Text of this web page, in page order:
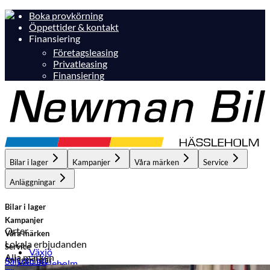
Boka provkörning
Öppettider & kontakt
Finansiering
Företagsleasing
Privatleasing
Finansiering
Bilar i lager Kampanjer Våra märken Service
Anläggningar
Bilar i lager
Orter
Växjö
Hässleholm
Kampanjer
Lokala erbjudanden
Hässleholm
Våra märken
Alla märken
Service
Anläggningar
Sälj din bil